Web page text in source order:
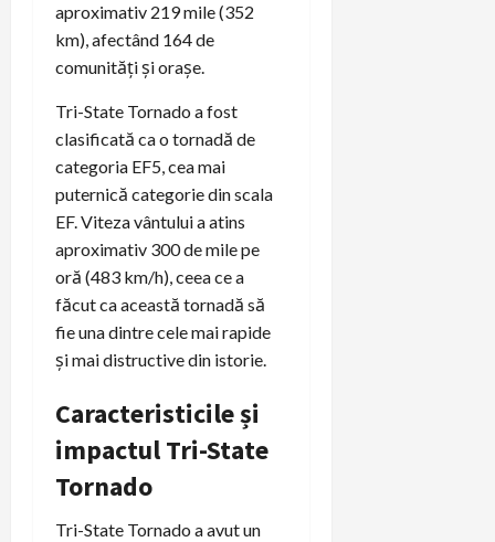
aproximativ 219 mile (352
km), afectând 164 de
comunități și orașe.
Tri-State Tornado a fost
clasificată ca o tornadă de
categoria EF5, cea mai
puternică categorie din scala
EF. Viteza vântului a atins
aproximativ 300 de mile pe
oră (483 km/h), ceea ce a
făcut ca această tornadă să
fie una dintre cele mai rapide
și mai distructive din istorie.
Caracteristicile și
impactul Tri-State
Tornado
Tri-State Tornado a avut un